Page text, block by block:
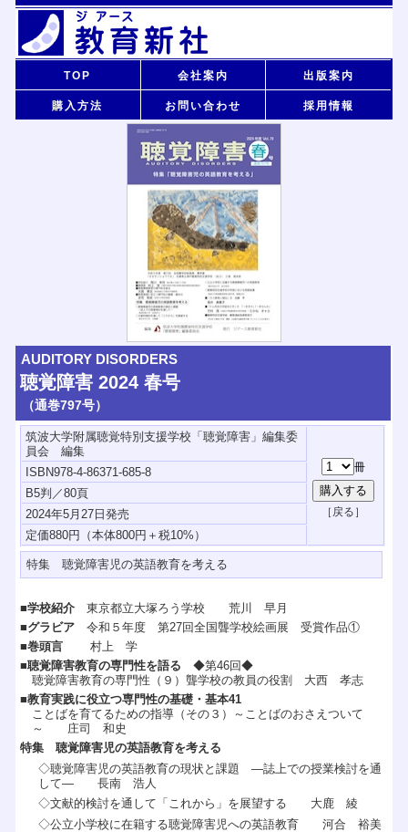
TOP 会社案内 出版案内
購入方法 お問い合わせ 採用情報
AUDITORY DISORDERS
聴覚障害 2024 春号
（通巻797号）
筑波大学附属聴覚特別支援学校「聴覚障害」編集委
員会 編集
ISBN978-4-86371-685-8
B5判／80頁
2024年5月27日発売
特集 聴覚障害児の英語教育を考える
■学校紹介 東京都立大塚ろう学校 荒川 早月
■グラビア 令和５年度 第27回全国聾学校絵画展 受賞作品①
■巻頭言 村上 学
■聴覚障害教育の専門性を語る ◆第46回◆
聴覚障害教育の専門性（９）聾学校の教員の役割 大西 孝志
■教育実践に役立つ専門性の基礎・基本41
ことばを育てるための指導（その３）～ことばのおさえついて
～ 庄司 和史
特集 聴覚障害児の英語教育を考える
◇聴覚障害児の英語教育の現状と課題 ―誌上での授業検討を通
して― 長南 浩人
◇文献的検討を通して「これから」を展望する 大鹿 綾
◇公立小学校に在籍する聴覚障害児への英語教育 河合 裕美